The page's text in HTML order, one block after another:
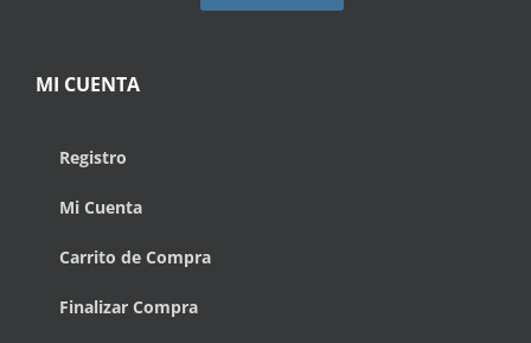
MI CUENTA
Registro
Mi Cuenta
Carrito de Compra
Finalizar Compra